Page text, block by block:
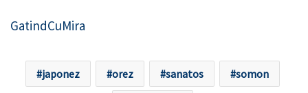
GatindCuMira
japonez orez sanatos somon